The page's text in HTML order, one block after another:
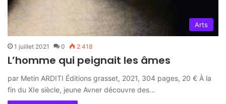
Arts
1 juillet 2021 0 2 418
L’homme qui peignait les âmes
par Metin ARDITI Éditions grasset, 2021, 304 pages, 20 € À la
fin du XIe siècle, jeune Avner découvre des…